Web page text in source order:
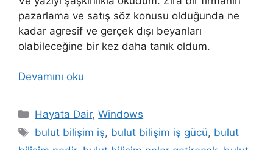
pazarlama ve satış söz konusu olduğunda ne
kadar agresif ve gerçek dışı beyanları
olabileceğine bir kez daha tanık oldum.
Devamını oku
Kategoriler
Hayata Dair,Windows
Etiketler
bulut bilişim iş, bulut bilişim iş gücü, bulut